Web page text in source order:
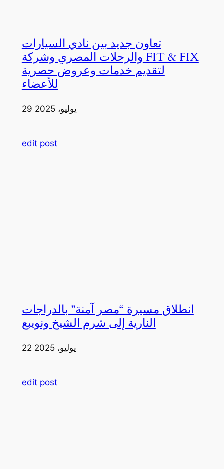
تعاون جديد بين نادي السيارات
والرحلات المصري وشركة FIT & FIX
لتقديم خدمات وعروض حصرية
للأعضاء
29 يوليو، 2025
edit post
انطلاق مسيرة “مصر آمنة” بالدراجات
النارية إلى شرم الشيخ ونويبع
22 يوليو، 2025
edit post